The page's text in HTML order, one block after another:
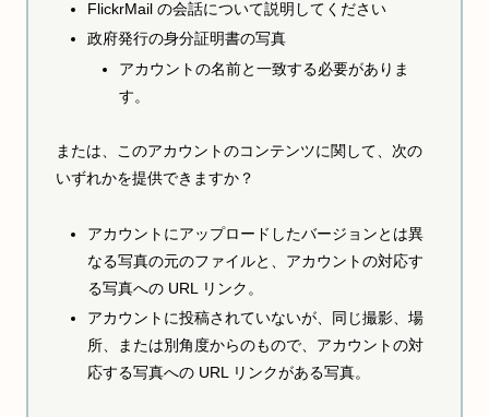
FlickrMail の会話について説明してください
政府発行の身分証明書の写真
アカウントの名前と一致する必要がありま
す。
または、このアカウントのコンテンツに関して、次の
いずれかを提供できますか？
アカウントにアップロードしたバージョンとは異
なる写真の元のファイルと、アカウントの対応す
る写真への URL リンク。
アカウントに投稿されていないが、同じ撮影、場
所、または別角度からのもので、アカウントの対
応する写真への URL リンクがある写真。